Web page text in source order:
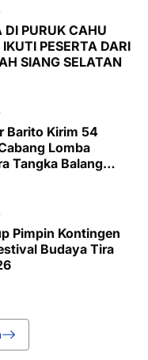
DI PURUK CAHU
PESERTA DARI
SIANG SELATAN
Barito Kirim 54
Lomba
Tangka Balang
Pimpin Kontingen
Budaya Tira